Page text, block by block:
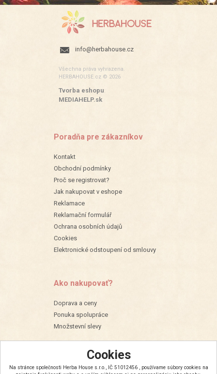
Cookies
Na stránce společnosti Herba House s.r.o., IČ 51012456 , používame súbory cookies na
info@herbahouse.cz
Všechna práva vyhrazena.
HERBAHOUSE.cz © 2026
Tvorba eshopu:
MEDIAHELP.sk
Poradňa pre zákazníkov
Kontakt
Obchodní podmínky
Proč se registrovat?
Jak nakupovat v eshope
Reklamace
Reklamační formulář
Ochrana osobních údajů
Cookies
Elektronické odstoupení od smlouvy
Ako nakupovať?
Doprava a ceny
Ponuka spolupráce
Množstevní slevy